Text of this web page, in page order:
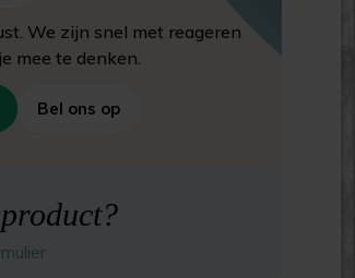
We zijn snel met reageren
mee te denken.
Bel ons op
product?